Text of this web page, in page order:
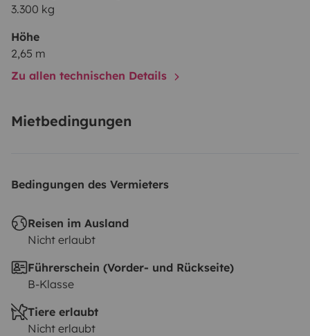
3.300 kg
Höhe
2,65 m
Zu allen technischen Details
Mietbedingungen
Bedingungen des Vermieters
Reisen im Ausland
Nicht erlaubt
Führerschein (Vorder- und Rückseite)
B-Klasse
Tiere erlaubt
Nicht erlaubt